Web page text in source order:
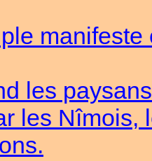
les
les Nîmois,